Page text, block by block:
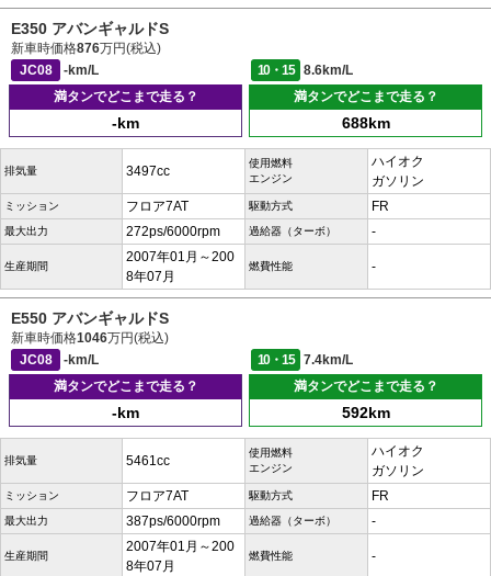
E350 アバンギャルドS
新車時価格876万円(税込)
JC08
-km/L 10・15
8.6km/L
満タンでどこまで走る？
-km
満タンでどこまで走る？
688km
排気量 3497cc
使用燃料
エンジン
ハイオク
ガソリン
ミッション フロア7AT 駆動方式 FR
最大出力 272ps/6000rpm 過給器（ターボ） -
生産期間
2007年01月～200
8年07月
燃費性能 -
E550 アバンギャルドS
新車時価格1046万円(税込)
JC08
-km/L 10・15
7.4km/L
満タンでどこまで走る？
-km
満タンでどこまで走る？
592km
排気量 5461cc
使用燃料
エンジン
ハイオク
ガソリン
ミッション フロア7AT 駆動方式 FR
最大出力 387ps/6000rpm 過給器（ターボ） -
生産期間
2007年01月～200
8年07月
燃費性能 -